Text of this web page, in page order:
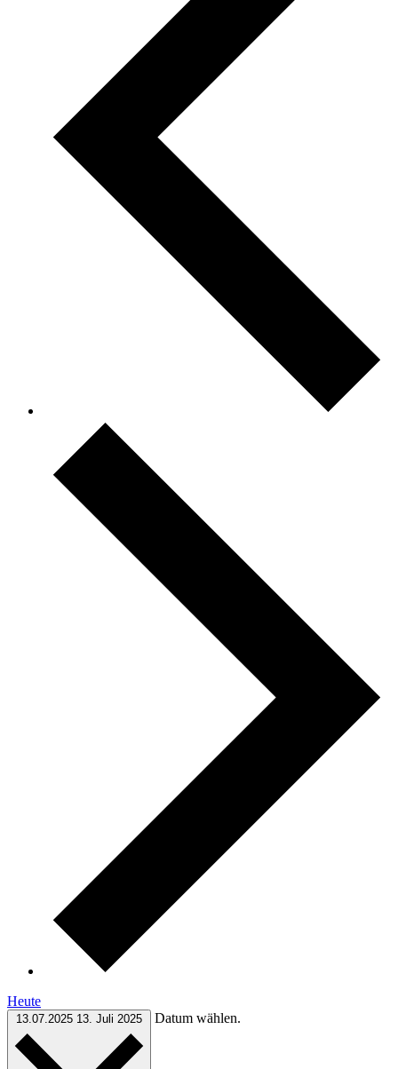
Heute
13.07.2025 13. Juli 2025 Datum wählen.